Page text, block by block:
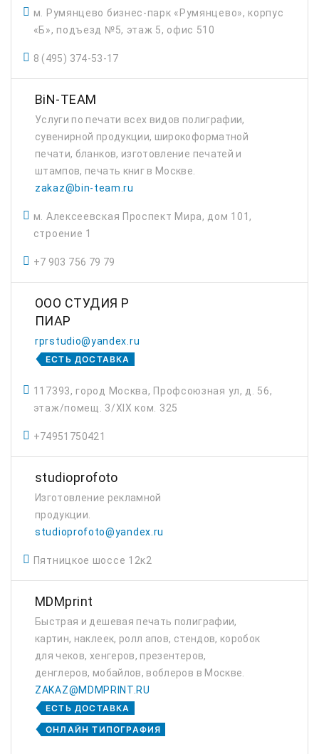
м. Румянцево бизнес-парк «Румянцево», корпус
«Б», подъезд №5, этаж 5, офис 510
8 (495) 374-53-17
BiN-TEAM
Услуги по печати всех видов полиграфии,
сувенирной продукции, широкоформатной
печати, бланков, изготовление печатей и
штампов, печать книг в Москве.
zakaz@bin-team.ru
м. Алексеевская Проспект Мира, дом 101,
строение 1
+7 903 756 79 79
ООО СТУДИЯ Р
ПИАР
rprstudio@yandex.ru
ЕСТЬ ДОСТАВКА
117393, город Москва, Профсоюзная ул, д. 56,
этаж/помещ. 3/XIX ком. 325
+74951750421
studioprofoto
Изготовление рекламной
продукции.
studioprofoto@yandex.ru
Пятницкое шоссе 12к2
MDMprint
Быстрая и дешевая печать полиграфии,
картин, наклеек, ролл апов, стендов, коробок
для чеков, хенгеров, презентеров,
денглеров, мобайлов, воблеров в Москве.
ZAKAZ@MDMPRINT.RU
ЕСТЬ ДОСТАВКА
ОНЛАЙН ТИПОГРАФИЯ